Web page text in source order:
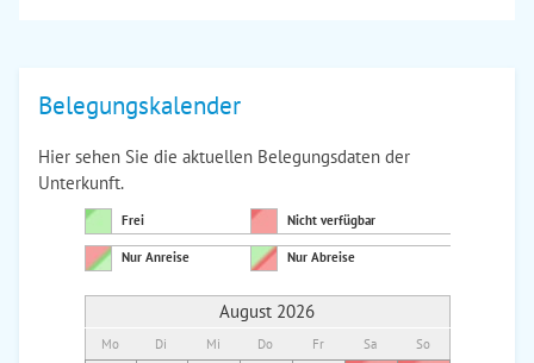
Belegungskalender
Hier sehen Sie die aktuellen Belegungsdaten der
Unterkunft.
Frei Nicht verfügbar
Nur Anreise Nur Abreise
August 2026
Mo Di Mi Do Fr Sa So